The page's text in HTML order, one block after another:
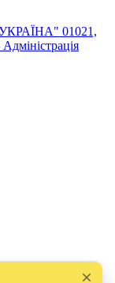
01021,